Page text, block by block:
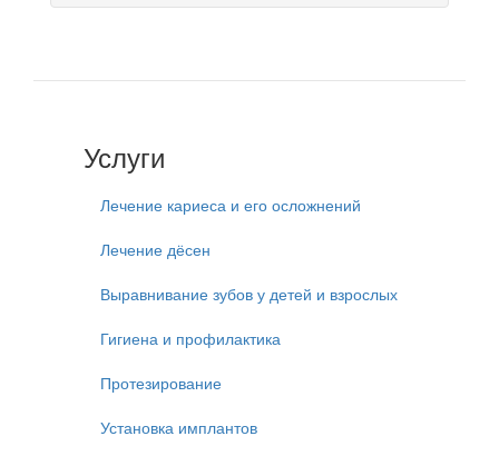
Услуги
Лечение кариеса и его осложнений
Лечение дёсен
Выравнивание зубов у детей и взрослых
Гигиена и профилактика
Протезирование
Установка имплантов